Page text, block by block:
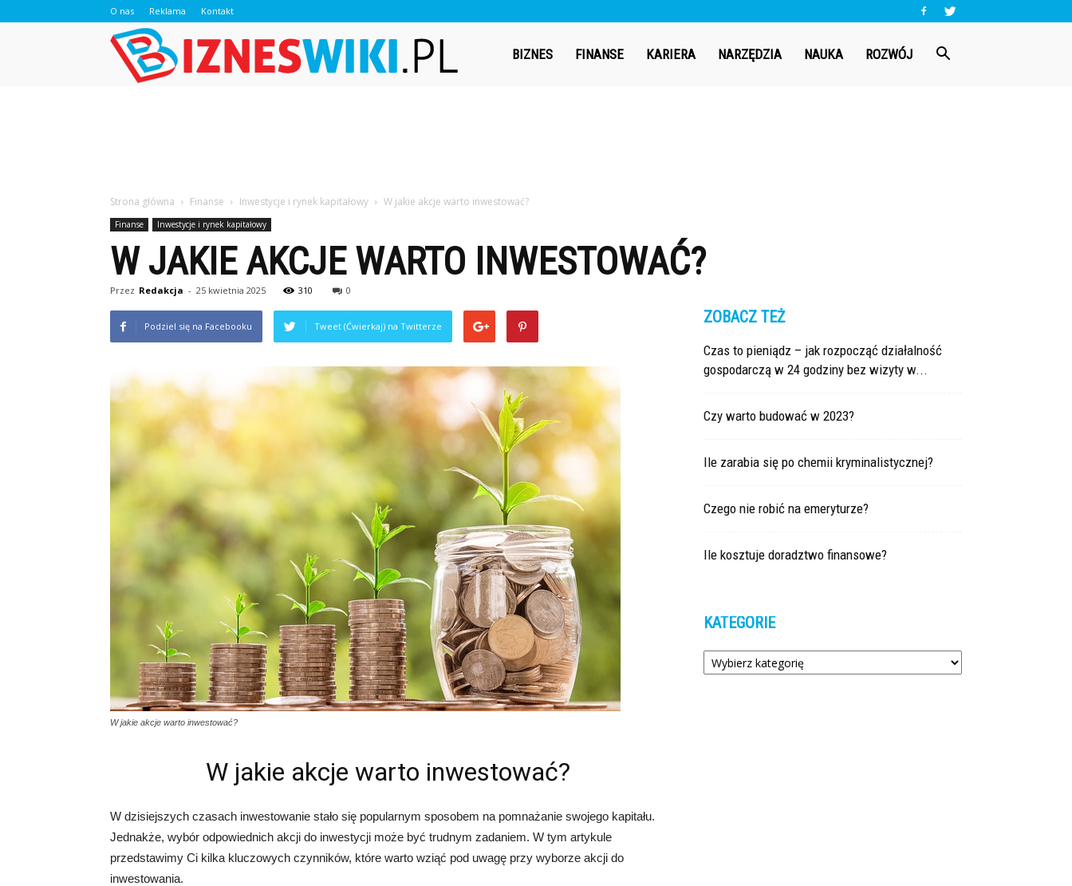
O nas Reklama Kontakt
Bizneswiki.plBIZNES FINANSE KARIERA NARZĘDZIA NAUKA ROZWÓJ
Strona główna Finanse Inwestycje i rynek kapitałowy W jakie akcje warto inwestować?
Finanse Inwestycje i rynek kapitałowy
W JAKIE AKCJE WARTO INWESTOWAĆ?
Przez Redakcja - 25 kwietnia 2025 310 0
Podziel się na Facebooku Tweet (Ćwierkaj) na Twitterze
W jakie akcje warto inwestować?
W jakie akcje warto inwestować?
W dzisiejszych czasach inwestowanie stało się popularnym sposobem na pomnażanie swojego kapitału.
Jednakże, wybór odpowiednich akcji do inwestycji może być trudnym zadaniem. W tym artykule
przedstawimy Ci kilka kluczowych czynników, które warto wziąć pod uwagę przy wyborze akcji do
inwestowania.
ZOBACZ TEŻ
Czas to pieniądz – jak rozpocząć działalność
gospodarczą w 24 godziny bez wizyty w...
Czy warto budować w 2023?
Ile zarabia się po chemii kryminalistycznej?
Czego nie robić na emeryturze?
Ile kosztuje doradztwo finansowe?
KATEGORIE
Kategorie